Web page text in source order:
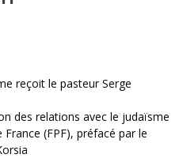
reçoit le pasteur Serge
des relations avec le judaïsme
(FPF), préfacé par le